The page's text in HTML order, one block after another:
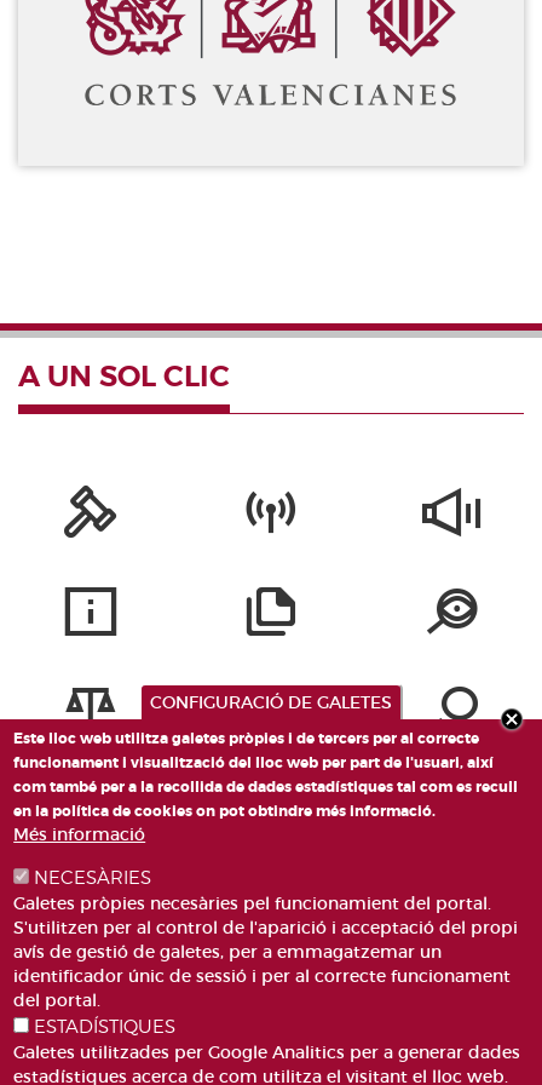
Diari de Sessions de comissions
Informe BOC
Informació i venda
A UN SOL CLIC
PLAÇA DE SANT LLORENÇ, 4 VALÈNCIA 46003
CORREU
CONFIGURACIÓ DE GALETES
Este lloc web utilitza galetes pròpies i de tercers per al correcte
funcionament i visualització del lloc web per part de l'usuari, així
com també per a la recollida de dades estadístiques tal com es recull
en la política de cookies on pot obtindre més informació.
Més informació
NECESÀRIES
Galetes pròpies necesàries pel funcionamient del portal.
S'utilitzen per al control de l'aparició i acceptació del propi
avís de gestió de galetes, per a emmagatzemar un
identificador únic de sessió i per al correcte funcionament
del portal.
ESTADÍSTIQUES
Galetes utilitzades per Google Analitics per a generar dades
estadístiques acerca de com utilitza el visitant el lloc web.